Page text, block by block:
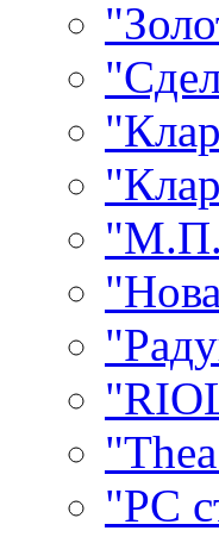
"РС